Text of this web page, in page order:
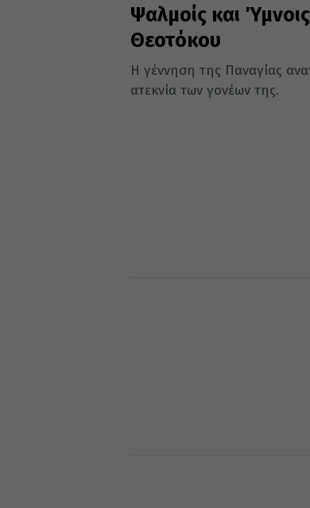
Ψαλμοίς και
Θεοτόκου
Η γέννηση της Παναγίας
ατεκνία των γονέων της.